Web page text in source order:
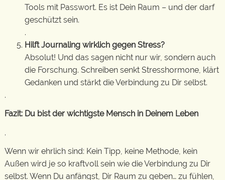
Tools mit Passwort. Es ist Dein Raum – und der darf
geschützt sein.
.
Hilft Journaling wirklich gegen Stress?
Absolut! Und das sagen nicht nur wir, sondern auch
die Forschung. Schreiben senkt Stresshormone, klärt
Gedanken und stärkt die Verbindung zu Dir selbst.
.
Fazit: Du bist der wichtigste Mensch in Deinem Leben
.
Wenn wir ehrlich sind: Kein Tipp, keine Methode, kein
Außen wird je so kraftvoll sein wie die Verbindung zu Dir
selbst. Wenn Du anfängst, Dir Raum zu geben… zu fühlen,